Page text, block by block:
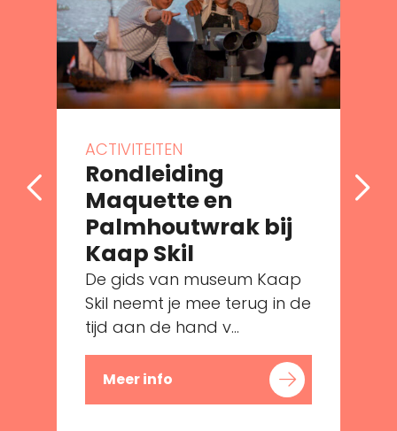
ACTIVITEITEN
Rondleiding
Maquette en
Palmhoutwrak bij
Kaap Skil
De gids van museum Kaap
Skil neemt je mee terug in de
tijd aan de hand v...
Meer info